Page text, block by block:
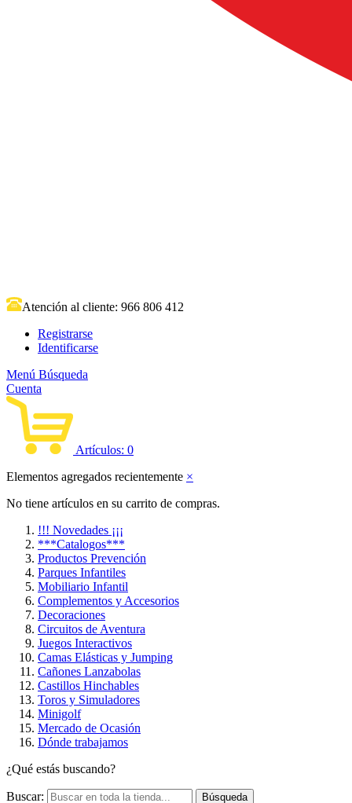
Atención al cliente: 966 806 412
Registrarse
Identificarse
Menú Búsqueda
Cuenta
Artículos: 0
Elementos agregados recientemente ×
No tiene artículos en su carrito de compras.
!!! Novedades ¡¡¡
***Catalogos***
Productos Prevención
Parques Infantiles
Mobiliario Infantil
Complementos y Accesorios
Decoraciones
Circuitos de Aventura
Juegos Interactivos
Camas Elásticas y Jumping
Cañones Lanzabolas
Castillos Hinchables
Toros y Simuladores
Minigolf
Mercado de Ocasión
Dónde trabajamos
¿Qué estás buscando?
Buscar: Búsqueda